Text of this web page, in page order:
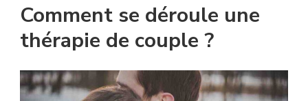
Comment se déroule une
thérapie de couple ?